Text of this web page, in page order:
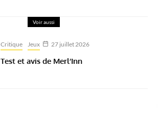
Voir aussi
Critique Jeux 27 juillet 2026
Test et avis de Merl’Inn